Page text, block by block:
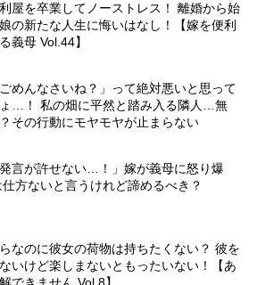
屋を卒業してノーストレス！ 離婚から始
の新たな人生に悔いはなし！【嫁を便利
義母 Vol.44】
ごめんなさいね？」って絶対悪いと思って
…！ 私の畑に平然と踏み入る隣人…無
その行動にモヤモヤが止まらない
発言が許せない…！」嫁が義母に怒り爆
方ないと言うけれど諦めるべき？
なのに彼女の荷物は持ちたくない？ 彼を
いけど楽しまないともったいない！【あ